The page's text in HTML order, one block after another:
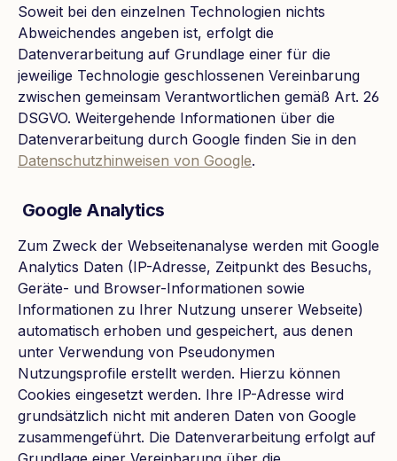
Soweit bei den einzelnen Technologien nichts
Abweichendes angeben ist, erfolgt die
Datenverarbeitung auf Grundlage einer für die
jeweilige Technologie geschlossenen Vereinbarung
zwischen gemeinsam Verantwortlichen gemäß Art. 26
DSGVO. Weitergehende Informationen über die
Datenverarbeitung durch Google finden Sie in den
Datenschutzhinweisen von Google.
Google Analytics
Zum Zweck der Webseitenanalyse werden mit Google
Analytics Daten (IP-Adresse, Zeitpunkt des Besuchs,
Geräte- und Browser-Informationen sowie
Informationen zu Ihrer Nutzung unserer Webseite)
automatisch erhoben und gespeichert, aus denen
unter Verwendung von Pseudonymen
Nutzungsprofile erstellt werden. Hierzu können
Cookies eingesetzt werden. Ihre IP-Adresse wird
grundsätzlich nicht mit anderen Daten von Google
zusammengeführt. Die Datenverarbeitung erfolgt auf